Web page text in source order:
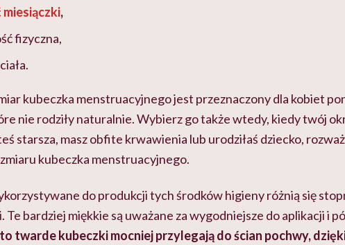
,
fizyczna,
kubeczka menstruacyjnego jest przeznaczony dla kobiet
nie rodziły naturalnie. Wybierz go także wtedy, kiedy twój
starsza, masz obfite krwawienia lub urodziłaś dziecko,
kubeczka menstruacyjnego.
do produkcji tych środków higieny różnią się
Te bardziej miękkie są uważane za wygodniejsze do aplikacji i
twarde kubeczki mocniej przylegają do ścian pochwy,